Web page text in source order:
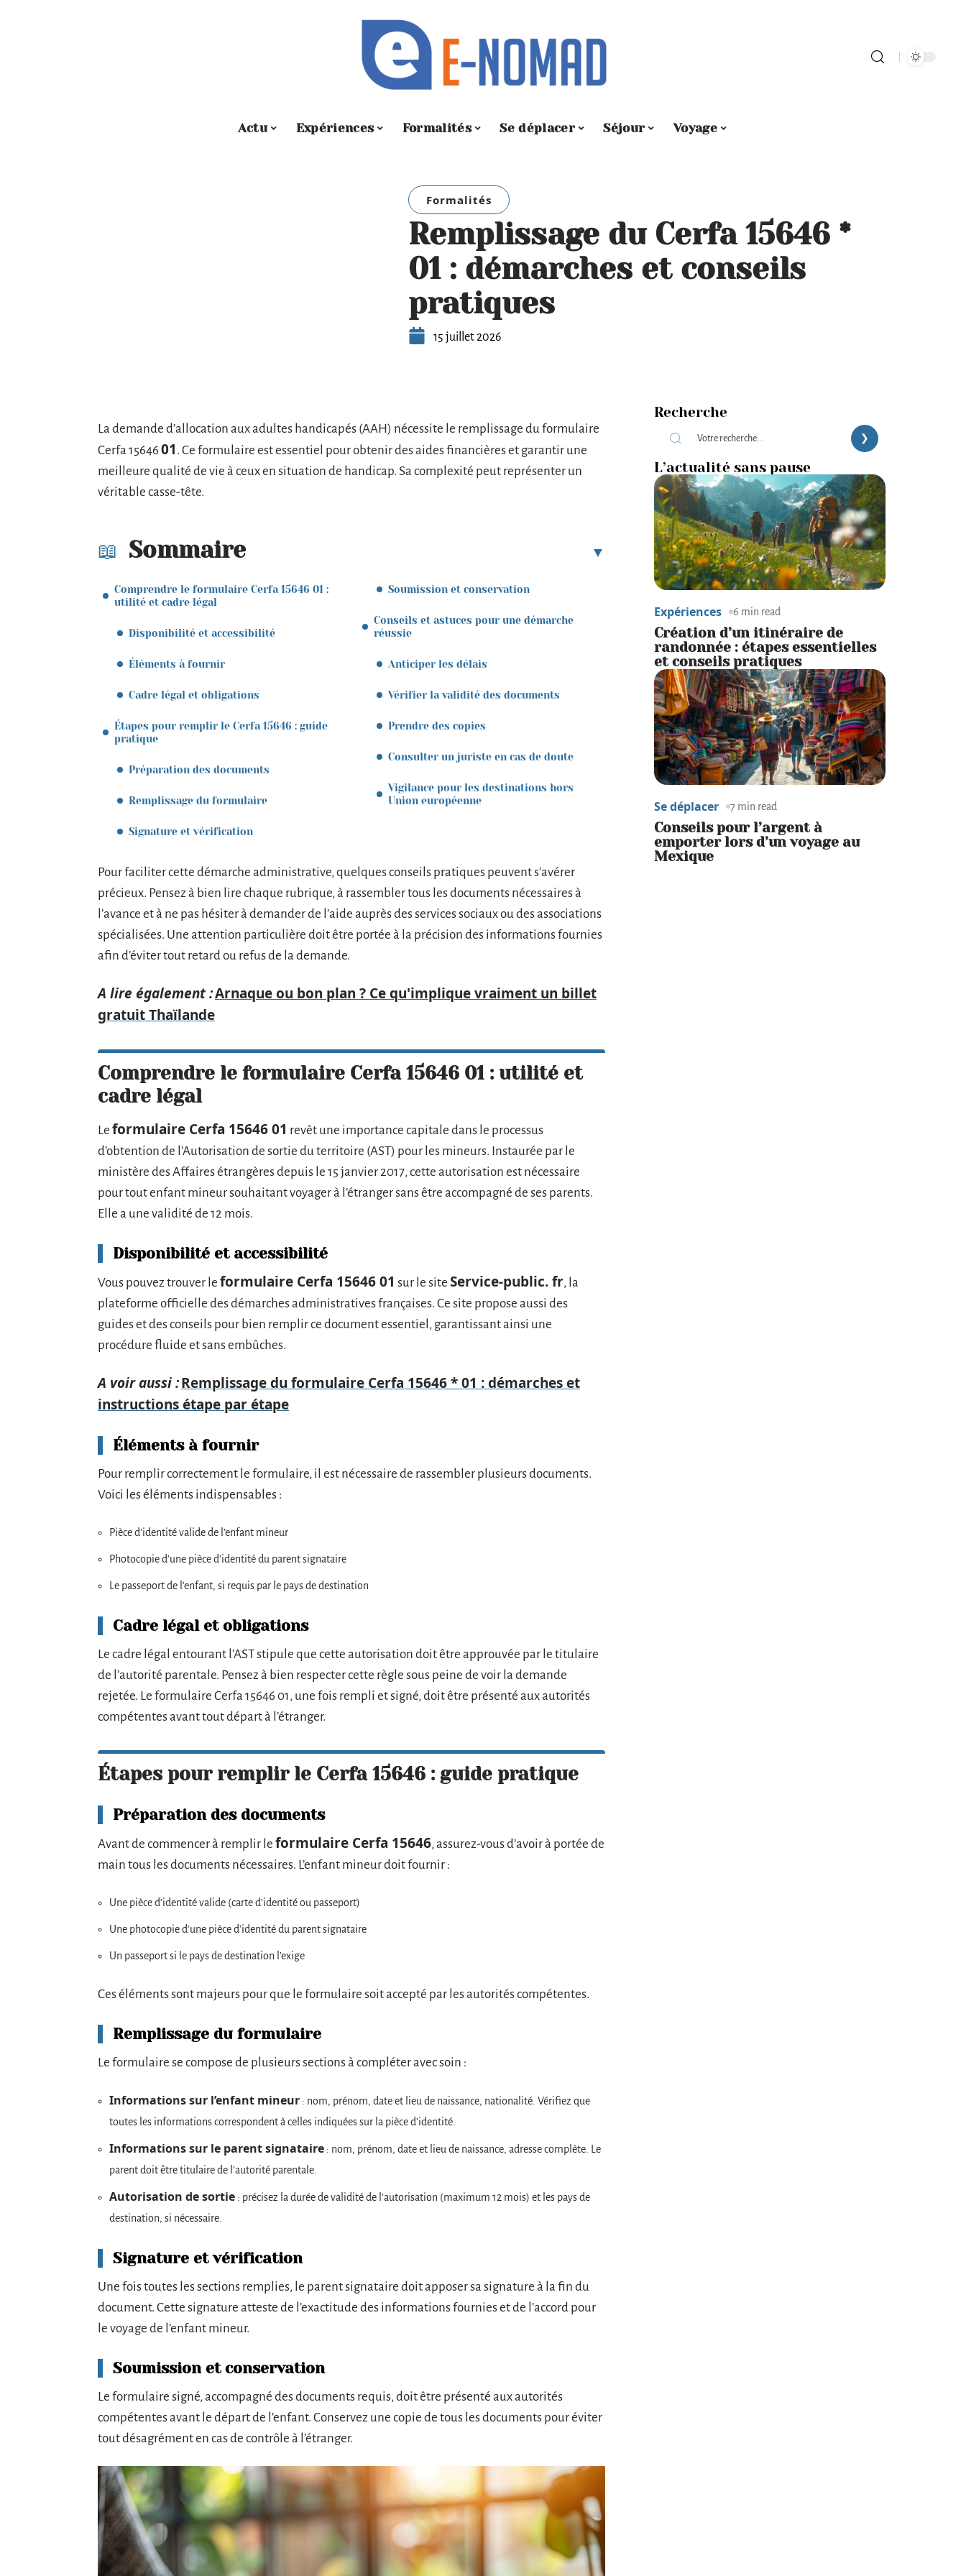
Actu Expériences Formalités Se déplacer Séjour Voyage
Formalités
Remplissage du Cerfa 15646 *
01 : démarches et conseils
pratiques
15 juillet 2026
La demande d’allocation aux adultes handicapés (AAH) nécessite le remplissage du formulaire
Cerfa 15646 01 . Ce formulaire est essentiel pour obtenir des aides financières et garantir une
meilleure qualité de vie à ceux en situation de handicap. Sa complexité peut représenter un
véritable casse-tête.
Sommaire
Comprendre le formulaire Cerfa 15646 01 :
utilité et cadre légal
Disponibilité et accessibilité
Éléments à fournir
Cadre légal et obligations
Étapes pour remplir le Cerfa 15646 : guide
pratique
Préparation des documents
Remplissage du formulaire
Signature et vérification
Soumission et conservation
Conseils et astuces pour une démarche
réussie
Anticiper les délais
Vérifier la validité des documents
Prendre des copies
Consulter un juriste en cas de doute
Vigilance pour les destinations hors
Union européenne
Pour faciliter cette démarche administrative, quelques conseils pratiques peuvent s’avérer
précieux. Pensez à bien lire chaque rubrique, à rassembler tous les documents nécessaires à
l’avance et à ne pas hésiter à demander de l’aide auprès des services sociaux ou des associations
spécialisées. Une attention particulière doit être portée à la précision des informations fournies
afin d’éviter tout retard ou refus de la demande.
A lire également :Arnaque ou bon plan ? Ce qu'implique vraiment un billet
gratuit Thaïlande
Comprendre le formulaire Cerfa 15646 01 : utilité et
cadre légal
Le formulaire Cerfa 15646 01 revêt une importance capitale dans le processus
d’obtention de l’Autorisation de sortie du territoire (AST) pour les mineurs. Instaurée par le
ministère des Affaires étrangères depuis le 15 janvier 2017, cette autorisation est nécessaire
pour tout enfant mineur souhaitant voyager à l’étranger sans être accompagné de ses parents.
Elle a une validité de 12 mois.
Disponibilité et accessibilité
Vous pouvez trouver le formulaire Cerfa 15646 01 sur le site Service-public. fr, la
plateforme officielle des démarches administratives françaises. Ce site propose aussi des
guides et des conseils pour bien remplir ce document essentiel, garantissant ainsi une
procédure fluide et sans embûches.
A voir aussi :Remplissage du formulaire Cerfa 15646 * 01 : démarches et
instructions étape par étape
Éléments à fournir
Pour remplir correctement le formulaire, il est nécessaire de rassembler plusieurs documents.
Voici les éléments indispensables :
Pièce d’identité valide de l’enfant mineur
Photocopie d’une pièce d’identité du parent signataire
Le passeport de l’enfant, si requis par le pays de destination
Cadre légal et obligations
Le cadre légal entourant l’AST stipule que cette autorisation doit être approuvée par le titulaire
de l’autorité parentale. Pensez à bien respecter cette règle sous peine de voir la demande
rejetée. Le formulaire Cerfa 15646 01, une fois rempli et signé, doit être présenté aux autorités
compétentes avant tout départ à l’étranger.
Étapes pour remplir le Cerfa 15646 : guide pratique
Préparation des documents
Avant de commencer à remplir le formulaire Cerfa 15646, assurez-vous d’avoir à portée de
main tous les documents nécessaires. L’enfant mineur doit fournir :
Une pièce d’identité valide (carte d’identité ou passeport)
Une photocopie d’une pièce d’identité du parent signataire
Un passeport si le pays de destination l’exige
Ces éléments sont majeurs pour que le formulaire soit accepté par les autorités compétentes.
Remplissage du formulaire
Le formulaire se compose de plusieurs sections à compléter avec soin :
Informations sur l’enfant mineur : nom, prénom, date et lieu de naissance, nationalité. Vérifiez que
toutes les informations correspondent à celles indiquées sur la pièce d’identité.
Informations sur le parent signataire : nom, prénom, date et lieu de naissance, adresse complète. Le
parent doit être titulaire de l’autorité parentale.
Autorisation de sortie : précisez la durée de validité de l’autorisation (maximum 12 mois) et les pays de
destination, si nécessaire.
Signature et vérification
Une fois toutes les sections remplies, le parent signataire doit apposer sa signature à la fin du
document. Cette signature atteste de l’exactitude des informations fournies et de l’accord pour
le voyage de l’enfant mineur.
Soumission et conservation
Le formulaire signé, accompagné des documents requis, doit être présenté aux autorités
compétentes avant le départ de l’enfant. Conservez une copie de tous les documents pour éviter
tout désagrément en cas de contrôle à l’étranger.
Recherche
L’actualité sans pause
Expériences 6 min read
Création d’un itinéraire de
randonnée : étapes essentielles
et conseils pratiques
Se déplacer 7 min read
Conseils pour l’argent à
emporter lors d’un voyage au
Mexique